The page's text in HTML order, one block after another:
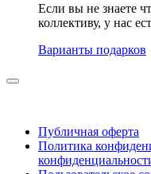
Если вы не знаете
коллективу, у нас
Варианты подарков
Публичная оферта
Политика